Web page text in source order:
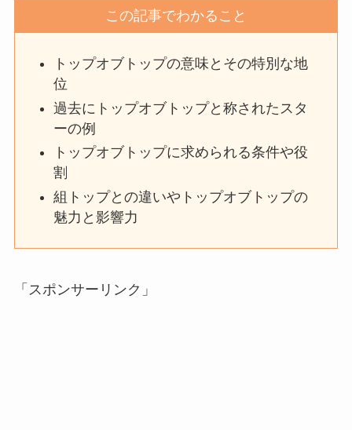
この記事でわかること
トップオブトップの意味とその特別な地
位
過去にトップオブトップと称されたスタ
ーの例
トップオブトップに求められる条件や役
割
組トップとの違いやトップオブトップの
魅力と影響力
「スポンサーリンク」